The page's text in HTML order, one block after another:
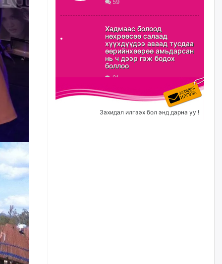
ХЗДХ-ын сайд С.Амарсайхан:
Авлигаар авсан хөрөнгийг
хурааж, нийгмийн сайн
сайхны хөгжилд зориулах
бөгөөд үүнийг хэд хэдэн эрх
бүхий байгууллагаас санал авна
Шатахууныг олдож байгаа
газраас нь л авч байна. Үнэ
тарифаас илүү хангамж дээр
анхаарч байна
59
Хадмаас болоод
нөхрөөсөө салаад
хүүхдүүдээ аваад тусдаа
өөрийнхөөрөө амьдарсан
нь ч дээр гэж бодох
боллоо
91
Захидал илгээх бол энд дарна уу !